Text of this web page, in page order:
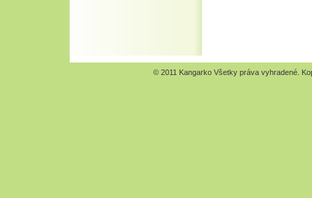
© 2011 Kangarko Všetky práva vyhradené.